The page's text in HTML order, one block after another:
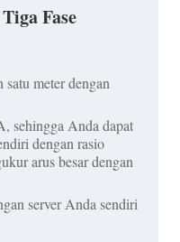
Fase
satu meter dengan
sehingga Anda dapat
dengan rasio
arus besar dengan
server Anda sendiri